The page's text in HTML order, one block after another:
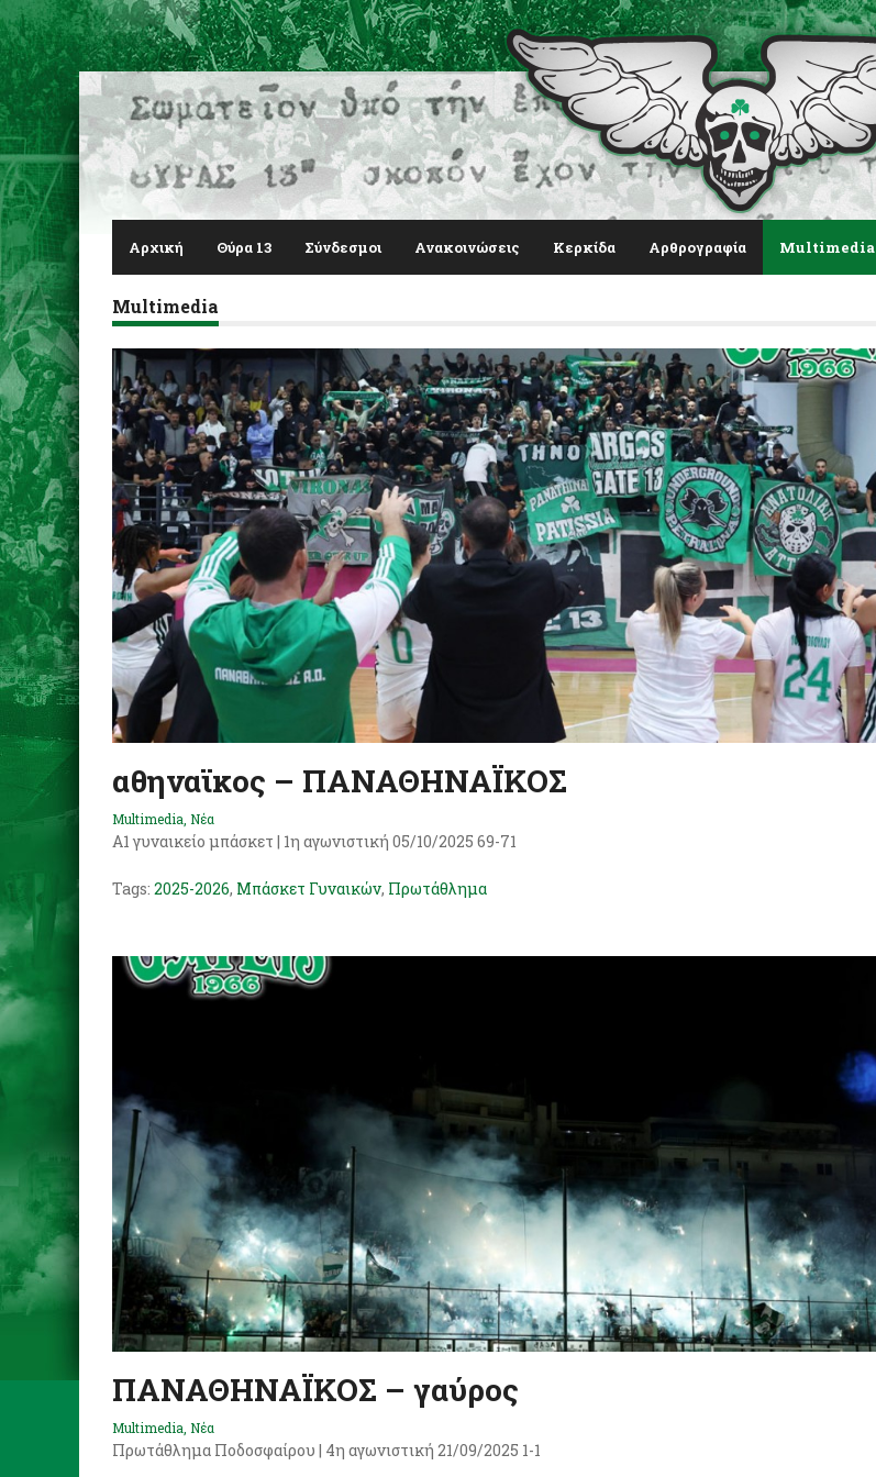
Αρχική Θύρα 13 Σύνδεσμοι Ανακοινώσεις Κερκίδα Αρθρογραφία Multimedia
Multimedia
αθηναϊκος – ΠΑΝΑΘΗΝΑΪΚΟΣ
Multimedia, Νέα
Α1 γυναικείο μπάσκετ | 1η αγωνιστική 05/10/2025 69-71
Tags: 2025-2026, Μπάσκετ Γυναικών, Πρωτάθλημα
ΠΑΝΑΘΗΝΑΪΚΟΣ – γαύρος
Multimedia Νέα
Πρωτάθλημα Ποδοσφαίρου | 4η αγωνιστική 21/09/2025 1-1